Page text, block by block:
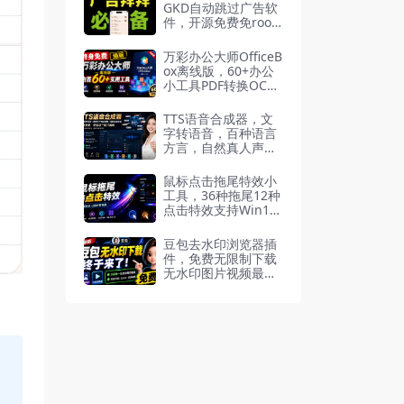
GKD自动跳过广告软
件，开源免费免root
告
万彩办公大师OfficeB
ox离线版，60+办公
小工具PDF转换OCR
TTS语音合成器，文
字转语音，百种语言
方言，自然真人声，
鼠标点击拖尾特效小
工具，36种拖尾12种
点击特效支持Win10/
豆包去水印浏览器插
件，免费无限制下载
无水印图片视频最新